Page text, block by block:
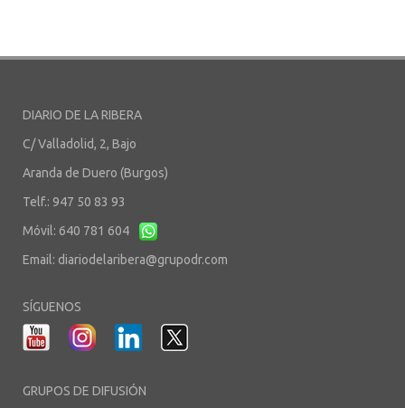
DIARIO DE LA RIBERA
C/ Valladolid, 2, Bajo
Aranda de Duero (Burgos)
Telf.: 947 50 83 93
Móvil: 640 781 604
Email: diariodelaribera@grupodr.com
SÍGUENOS
GRUPOS DE DIFUSIÓN